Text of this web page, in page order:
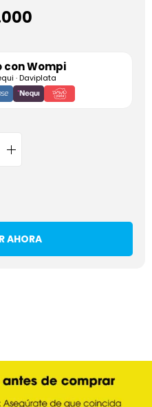
conWompi
· Daviplata
AHORA